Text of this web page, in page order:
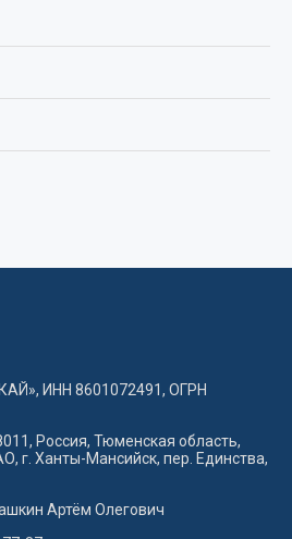
ИНН 8601072491, ОГРН
Россия, Тюменская область,
г. Ханты-Мансийск, пер. Единства,
Артём Олегович